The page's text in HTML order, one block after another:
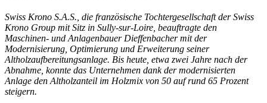
Swiss Krono S.A.S., die französische Tochtergesellschaft der Swiss
Krono Group mit Sitz in Sully-sur-Loire, beauftragte den
Maschinen- und Anlagenbauer Dieffenbacher mit der
Modernisierung, Optimierung und Erweiterung seiner
Altholzaufbereitungsanlage. Bis heute, etwa zwei Jahre nach der
Abnahme, konnte das Unternehmen dank der modernisierten
Anlage den Altholzanteil im Holzmix von 50 auf rund 65 Prozent
steigern.